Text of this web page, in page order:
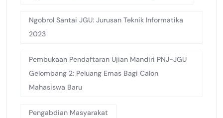
Ngobrol Santai JGU: Jurusan Teknik Informatika
2023
Pembukaan Pendaftaran Ujian Mandiri PNJ-JGU
Gelombang 2: Peluang Emas Bagi Calon
Mahasiswa Baru
Pengabdian Masyarakat